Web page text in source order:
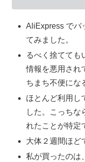
AliExpress でバ
てみました。
るべく捨てても
情報を悪用され
ちまち不便にな
ほとんど利用し
した。こっちな
れたことが特定
大体２週間ほど
私が買ったのは